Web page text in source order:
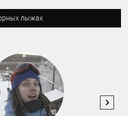
лыжах